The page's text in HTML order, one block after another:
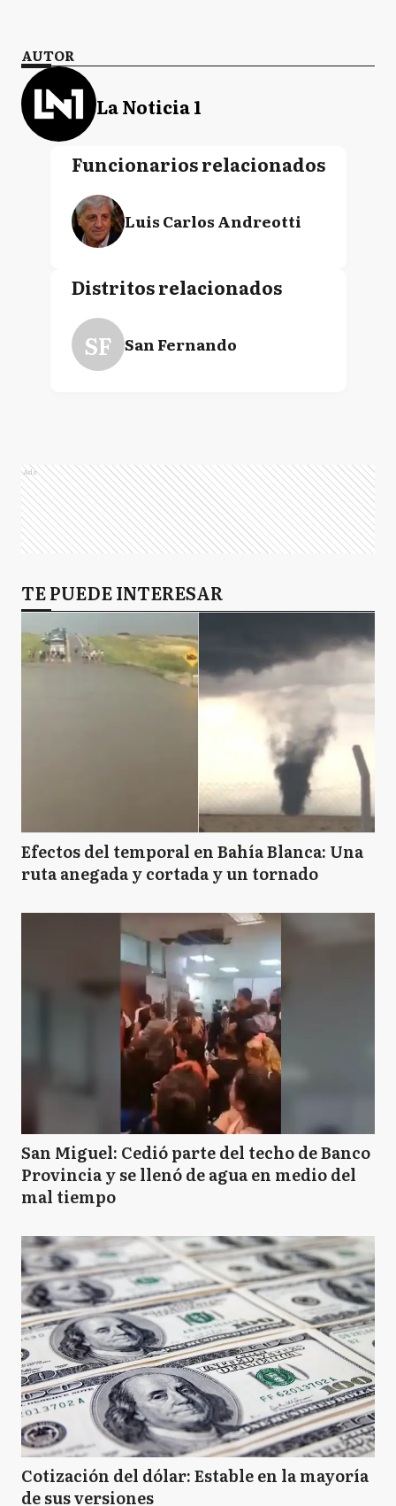
AUTOR
La Noticia 1
Funcionarios relacionados
Luis Carlos Andreotti
Distritos relacionados
SF San Fernando
Ads
TE PUEDE INTERESAR
Efectos del temporal en Bahía Blanca: Una
ruta anegada y cortada y un tornado
San Miguel: Cedió parte del techo de Banco
Provincia y se llenó de agua en medio del
mal tiempo
Cotización del dólar: Estable en la mayoría
de sus versiones